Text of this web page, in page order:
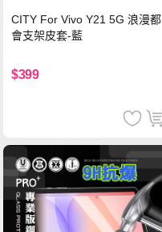
CITY For Vivo Y21 5G 浪漫都
會支架皮套-藍
$399